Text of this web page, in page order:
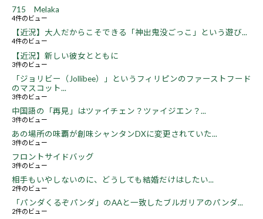
715 Melaka
4件のビュー
【近況】大人だからこそできる「神出鬼没ごっこ」という遊び...
4件のビュー
【近況】新しい彼女とともに
3件のビュー
「ジョリビー（Jollibee）」というフィリピンのファーストフード
のマスコット...
3件のビュー
中国語の「再見」はツァイチェン？ツァイジエン？...
3件のビュー
あの場所の味覇が創味シャンタンDXに変更されていた...
3件のビュー
フロントサイドバッグ
3件のビュー
相手もいやしないのに、どうしても結婚だけはしたい...
2件のビュー
「パンダくるぞパンダ」のAAと一致したブルガリアのパンダ...
2件のビュー